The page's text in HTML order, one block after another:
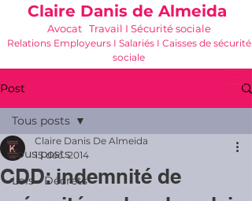
Claire Danis de Almeida
Avocat Travail I Sécurité sociale
Relations Employeurs I Salariés I Caisses de sécurité
sociale
Post
Tous posts
Lois - Décrets
Tous posts
CDD: indemnité de
Claire Danis De Almeida
15 déc. 2014